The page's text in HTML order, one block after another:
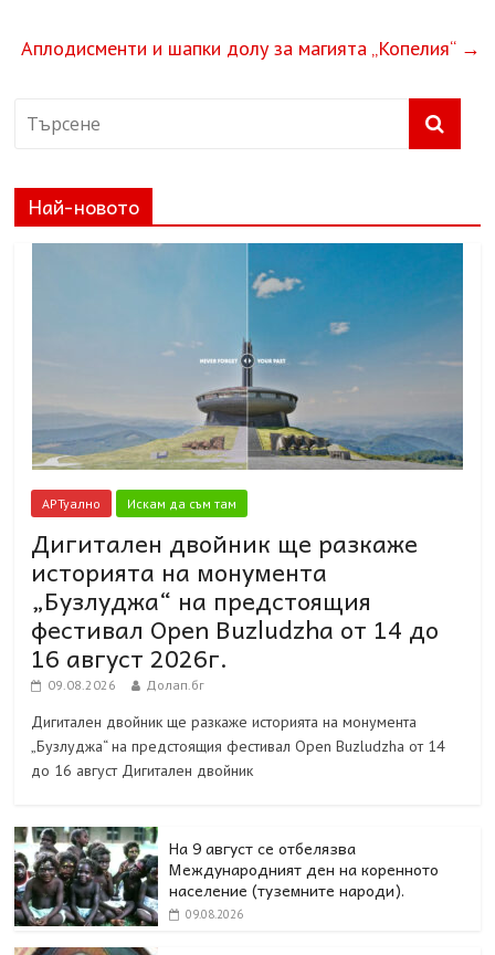
Аплодисменти и шапки долу за магията „Копелия“ →
Най-новото
АРТуално Искам да съм там
Дигитален двойник ще разкаже
историята на монумента
„Бузлуджа“ на предстоящия
фестивал Open Buzludzha от 14 до
16 август 2026г.
09.08.2026 Долап.бг
Дигитален двойник ще разкаже историята на монумента
„Бузлуджа“ на предстоящия фестивал Open Buzludzha от 14
до 16 август Дигитален двойник
На 9 август се отбелязва
Международният ден на коренното
население (туземните народи).
09.08.2026